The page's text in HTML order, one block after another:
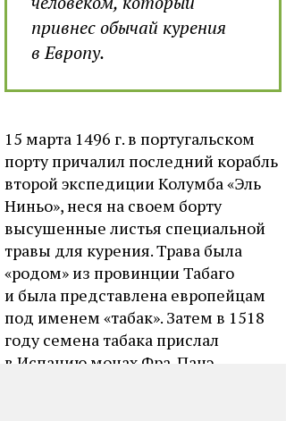
привнес обычай курения
в Европу.
15 марта 1496 г. в португальском
порту причалил последний корабль
второй экспедиции Колумба «Эль
Ниньо», неся на своем борту
высушенные листья специальной
травы для курения. Трава была
«родом» из провинции Табаго
и была представлена европейцам
под именем «табак». Затем в 1518
году семена табака прислал
в Испанию монах Фра-Панэ,